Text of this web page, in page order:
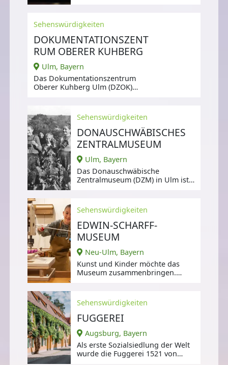
Sehenswürdigkeiten
DOKUMENTATIONSZENT
RUM OBERER KUHBERG
Ulm, Bayern
Das Dokumentationszentrum
Oberer Kuhberg Ulm (DZOK)
Sehenswürdigkeiten
DONAUSCHWÄBISCHES
ZENTRALMUSEUM
Ulm, Bayern
Das Donauschwäbische
Zentralmuseum (DZM) in Ulm ist
Sehenswürdigkeiten
EDWIN-SCHARFF-
MUSEUM
Neu-Ulm, Bayern
Kunst und Kinder möchte das
Museum zusammenbringen.
Sehenswürdigkeiten
FUGGEREI
Augsburg, Bayern
Als erste Sozialsiedlung der Welt
wurde die Fuggerei 1521 von